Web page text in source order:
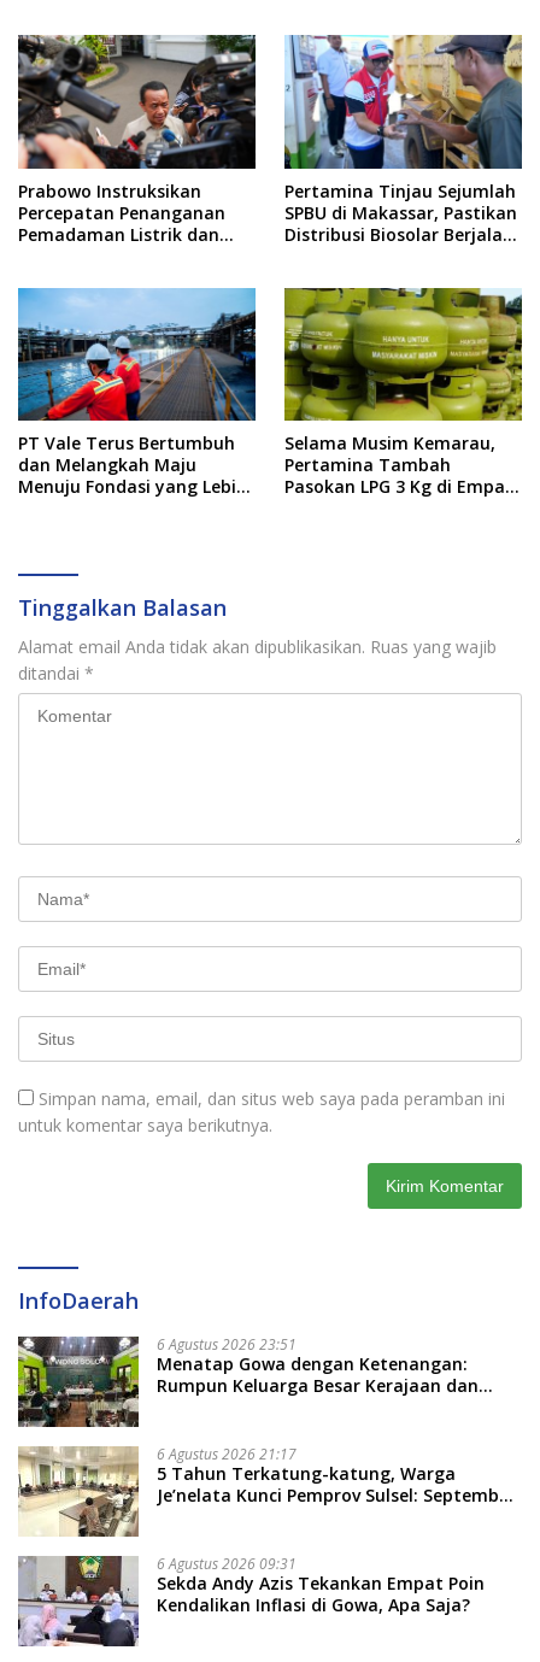
Prabowo Instruksikan
Percepatan Penanganan
Pemadaman Listrik dan
Pertamina Tinjau Sejumlah
SPBU di Makassar, Pastikan
Distribusi Biosolar Berjalan
PT Vale Terus Bertumbuh
dan Melangkah Maju
Menuju Fondasi yang Lebih
Selama Musim Kemarau,
Pertamina Tambah
Pasokan LPG 3 Kg di Empat
Tinggalkan Balasan
Alamat email Anda tidak akan dipublikasikan. Ruas yang wajib
ditandai *
Simpan nama, email, dan situs web saya pada peramban ini
untuk komentar saya berikutnya.
InfoDaerah
6 Agustus 2026 23:51
Menatap Gowa dengan Ketenangan:
Rumpun Keluarga Besar Kerajaan dan
Soal Adat dan Adab
6 Agustus 2026 21:17
5 Tahun Terkatung-katung, Warga
Je’nelata Kunci Pemprov Sulsel: September
6 Agustus 2026 09:31
Sekda Andy Azis Tekankan Empat Poin
Kendalikan Inflasi di Gowa, Apa Saja?